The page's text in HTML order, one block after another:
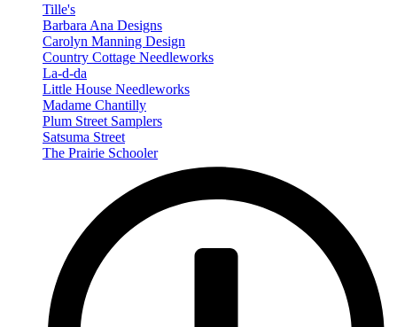
Tille's
Barbara Ana Designs
Carolyn Manning Design
Country Cottage Needleworks
La-d-da
Little House Needleworks
Madame Chantilly
Plum Street Samplers
Satsuma Street
The Prairie Schooler